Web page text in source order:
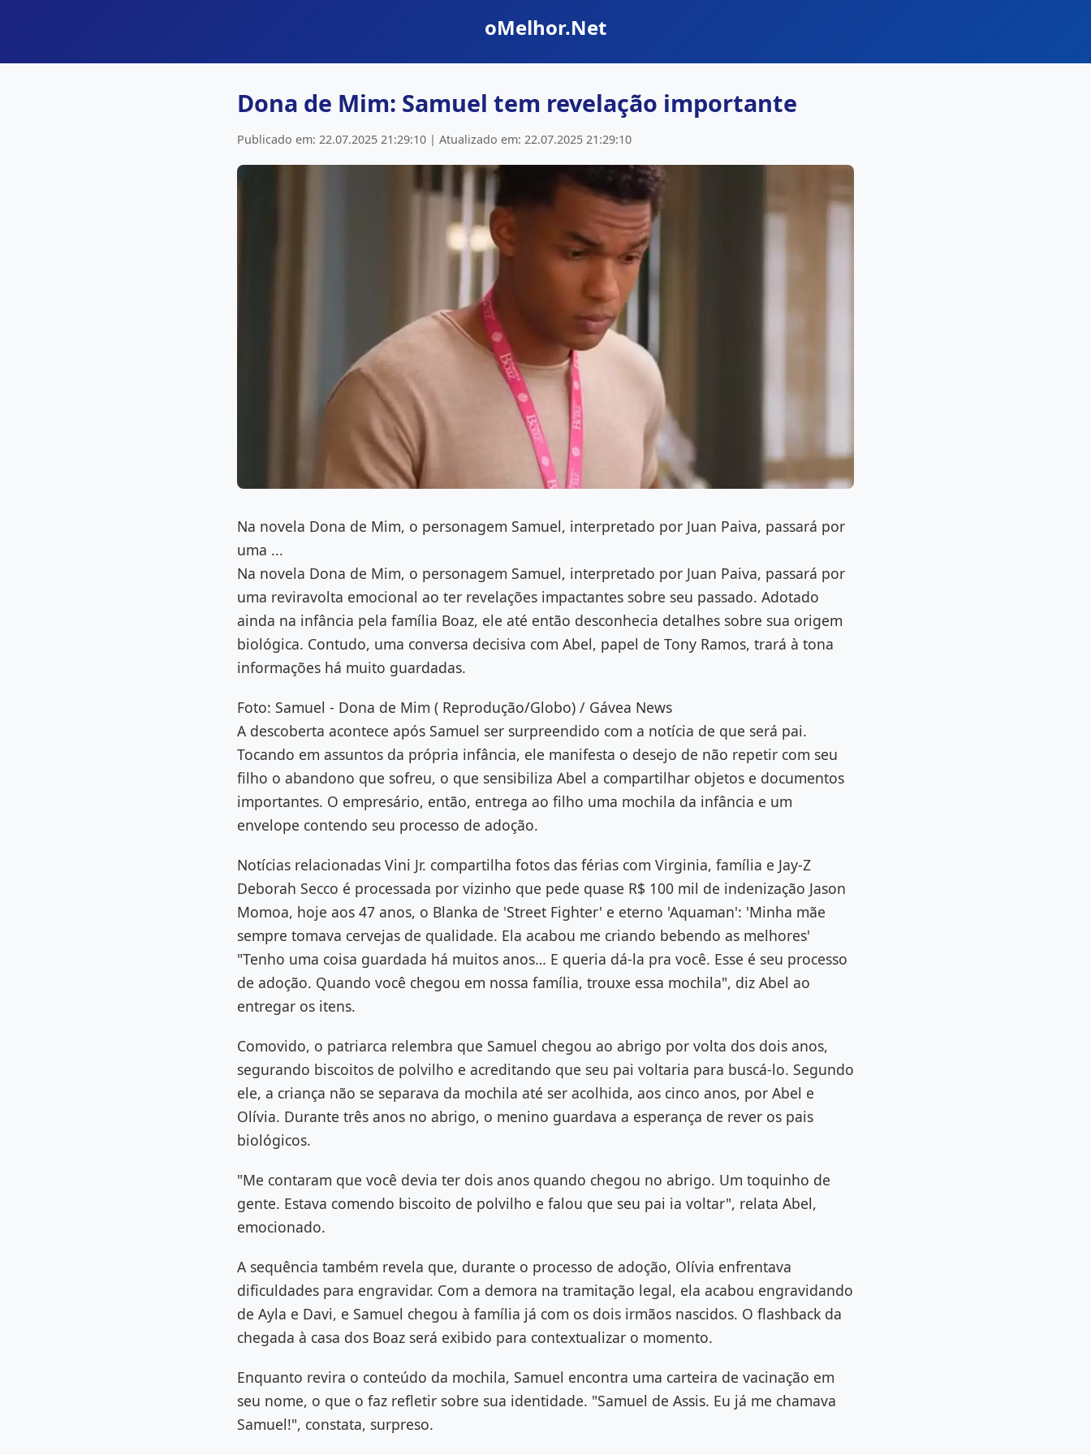
oMelhor.Net
Dona de Mim: Samuel tem revelação importante
Publicado em: 22.07.2025 21:29:10 | Atualizado em: 22.07.2025 21:29:10
Na novela Dona de Mim, o personagem Samuel, interpretado por Juan Paiva, passará por
uma ...
Na novela Dona de Mim, o personagem Samuel, interpretado por Juan Paiva, passará por
uma reviravolta emocional ao ter revelações impactantes sobre seu passado. Adotado
ainda na infância pela família Boaz, ele até então desconhecia detalhes sobre sua origem
biológica. Contudo, uma conversa decisiva com Abel, papel de Tony Ramos, trará à tona
informações há muito guardadas.
Foto: Samuel - Dona de Mim ( Reprodução/Globo) / Gávea News
A descoberta acontece após Samuel ser surpreendido com a notícia de que será pai.
Tocando em assuntos da própria infância, ele manifesta o desejo de não repetir com seu
filho o abandono que sofreu, o que sensibiliza Abel a compartilhar objetos e documentos
importantes. O empresário, então, entrega ao filho uma mochila da infância e um
envelope contendo seu processo de adoção.
Notícias relacionadas Vini Jr. compartilha fotos das férias com Virginia, família e Jay-Z
Deborah Secco é processada por vizinho que pede quase R$ 100 mil de indenização Jason
Momoa, hoje aos 47 anos, o Blanka de 'Street Fighter' e eterno 'Aquaman': 'Minha mãe
sempre tomava cervejas de qualidade. Ela acabou me criando bebendo as melhores'
"Tenho uma coisa guardada há muitos anos… E queria dá-la pra você. Esse é seu processo
de adoção. Quando você chegou em nossa família, trouxe essa mochila", diz Abel ao
entregar os itens.
Comovido, o patriarca relembra que Samuel chegou ao abrigo por volta dos dois anos,
segurando biscoitos de polvilho e acreditando que seu pai voltaria para buscá-lo. Segundo
ele, a criança não se separava da mochila até ser acolhida, aos cinco anos, por Abel e
Olívia. Durante três anos no abrigo, o menino guardava a esperança de rever os pais
biológicos.
"Me contaram que você devia ter dois anos quando chegou no abrigo. Um toquinho de
gente. Estava comendo biscoito de polvilho e falou que seu pai ia voltar", relata Abel,
emocionado.
A sequência também revela que, durante o processo de adoção, Olívia enfrentava
dificuldades para engravidar. Com a demora na tramitação legal, ela acabou engravidando
de Ayla e Davi, e Samuel chegou à família já com os dois irmãos nascidos. O flashback da
chegada à casa dos Boaz será exibido para contextualizar o momento.
Enquanto revira o conteúdo da mochila, Samuel encontra uma carteira de vacinação em
seu nome, o que o faz refletir sobre sua identidade. "Samuel de Assis. Eu já me chamava
Samuel!", constata, surpreso.